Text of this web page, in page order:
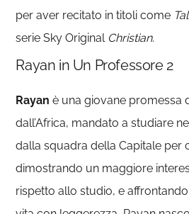
per aver recitato in titoli come
serie Sky Original Christian.
Rayan in Un Professore 2
Rayan è una giovane promessa
dall’Africa, mandato a studiare
dalla squadra della Capitale per
dimostrando un maggiore
rispetto allo studio, e